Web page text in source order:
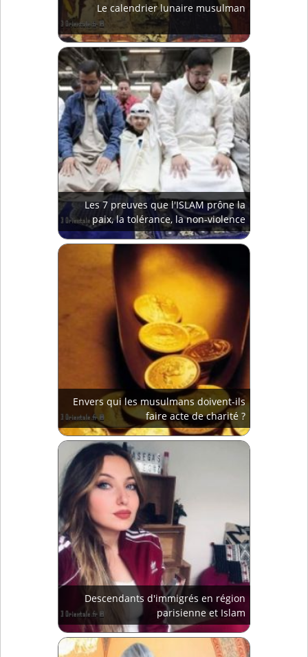
Le calendrier lunaire musulman
Les 7 preuves que l'ISLAM prône la
paix, la tolérance, la non-violence
Envers qui les musulmans doivent-ils
faire acte de charité ?
Descendants d'immigrés en région
parisienne et Islam